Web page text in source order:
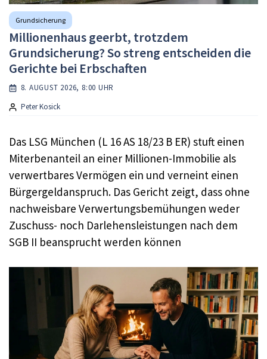
Grundsicherung
Millionenhaus geerbt, trotzdem
Grundsicherung? So streng entscheiden die
Gerichte bei Erbschaften
8. AUGUST 2026, 8:00 UHR
Peter Kosick
Das LSG München (L 16 AS 18/23 B ER) stuft einen
Miterbenanteil an einer Millionen-Immobilie als
verwertbares Vermögen ein und verneint einen
Bürgergeldanspruch. Das Gericht zeigt, dass ohne
nachweisbare Verwertungsbemühungen weder
Zuschuss- noch Darlehensleistungen nach dem
SGB II beansprucht werden können